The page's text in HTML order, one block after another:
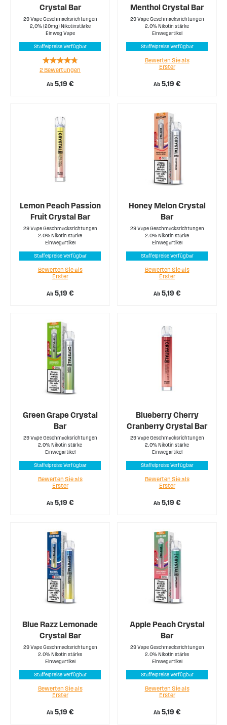
Crystal Bar
29 Vape Geschmacksrichtungen
2,0% (20mg) Nikotinstärke
Einweg Vape
Staffelpreise Verfügbar
Ab 5,19 €
Rating:
90%
2 Bewertungen
Menthol Crystal Bar
29 Vape Geschmacksrichtungen
2.0% Nikotin stärke
Einwegartikel
Staffelpreise Verfügbar
Ab 5,19 €
Bewerten Sie als
Erster
Lemon Peach Passion
Fruit Crystal Bar
29 Vape Geschmacksrichtungen
2.0% Nikotin stärke
Einwegartikel
Staffelpreise Verfügbar
Ab 5,19 €
Bewerten Sie als
Erster
Honey Melon Crystal
Bar
29 Vape Geschmacksrichtungen
2.0% Nikotin stärke
Einwegartikel
Staffelpreise Verfügbar
Ab 5,19 €
Bewerten Sie als
Erster
Green Grape Crystal
Bar
29 Vape Geschmacksrichtungen
2.0% Nikotin stärke
Einwegartikel
Staffelpreise Verfügbar
Ab 5,19 €
Bewerten Sie als
Erster
Blueberry Cherry
Cranberry Crystal Bar
29 Vape Geschmacksrichtungen
2.0% Nikotin stärke
Einwegartikel
Staffelpreise Verfügbar
Ab 5,19 €
Bewerten Sie als
Erster
Blue Razz Lemonade
Crystal Bar
29 Vape Geschmacksrichtungen
2.0% Nikotin stärke
Einwegartikel
Staffelpreise Verfügbar
Ab 5,19 €
Bewerten Sie als
Erster
Apple Peach Crystal
Bar
29 Vape Geschmacksrichtungen
2.0% Nikotin stärke
Einwegartikel
Staffelpreise Verfügbar
Ab 5,19 €
Bewerten Sie als
Erster